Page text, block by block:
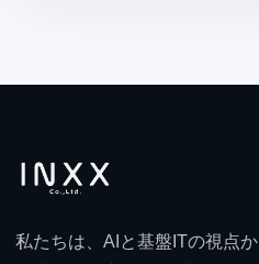
私たちは、AIと基盤ITの視点